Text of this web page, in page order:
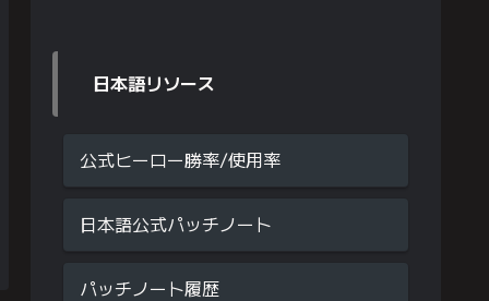
日本語リソース
公式ヒーロー勝率/使用率
日本語公式パッチノート
パッチノート履歴